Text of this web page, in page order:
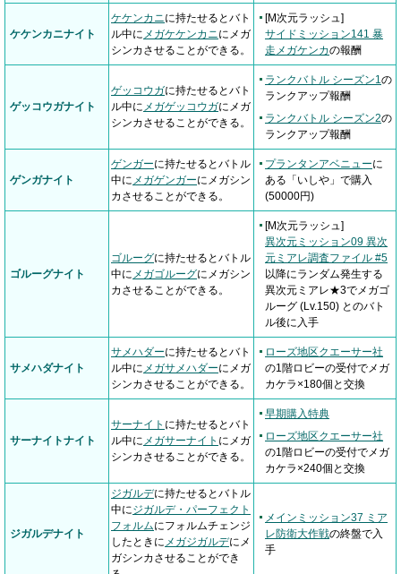
ケケンカニナイト
ケケンカニ に持たせるとバト
ル中に メガケケンカニ にメガ
シンカさせることができる。
[M次元ラッシュ]
サイドミッション141 暴
走メガケンカの報酬
ゲッコウガナイト
ゲッコウガに持たせるとバト
ル中に メガゲッコウガにメガ
シンカさせることができる。
ランクバトル シーズン1 の
ランクアップ報酬
ランクバトル シーズン2の
ランクアップ報酬
ゲンガナイト
ゲンガーに持たせるとバトル
中に メガゲンガーにメガシン
カさせることができる。
プランタンアベニューに
ある「いしや」で購入
(50000円)
ゴルーグナイト
ゴルーグに持たせるとバトル
中に メガゴルーグにメガシン
カさせることができる。
[M次元ラッシュ]
異次元ミッション09 異次
元ミアレ調査ファイル #5
以降にランダム発生する
異次元ミアレ★3でメガゴ
ルーグ (Lv.150) とのバト
ル後に入手
サメハダナイト
サメハダーに持たせるとバト
ル中に メガサメハダーにメガ
シンカさせることができる。
ローズ地区クエーサー社
の1階ロビーの受付でメガ
カケラ×180個と交換
サーナイトナイト
サーナイト に持たせるとバト
ル中に メガサーナイト にメガ
シンカさせることができる。
早期購入特典
ローズ地区クエーサー社
の1階ロビーの受付でメガ
カケラ×240個と交換
ジガルデナイト
ジガルデに持たせるとバトル
中にジガルデ・パーフェクト
フォルムにフォルムチェンジ
したときに メガジガルデにメ
ガシンカさせることができ
メインミッション37 ミア
レ防衛大作戦の終盤で入
手